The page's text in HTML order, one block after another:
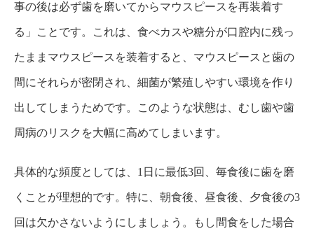
事の後は必ず歯を磨いてからマウスピースを再装着す
る」ことです。これは、食べカスや糖分が口腔内に残っ
たままマウスピースを装着すると、マウスピースと歯の
間にそれらが密閉され、細菌が繁殖しやすい環境を作り
出してしまうためです。このような状態は、むし歯や歯
周病のリスクを大幅に高めてしまいます。
具体的な頻度としては、1日に最低3回、毎食後に歯を磨
くことが理想的です。特に、朝食後、昼食後、夕食後の3
回は欠かさないようにしましょう。もし間食をした場合